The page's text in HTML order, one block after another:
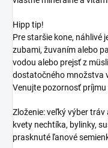
Hipp tip!
Pre staršie kone, náhlivé
zubami, žuvaním alebo
vodou alebo prejsť z
dostatočného množstva
Venujte pozornosť
Zloženie: veľký výber
kvety nechtíka, bylinky,
prasknuté ľanové